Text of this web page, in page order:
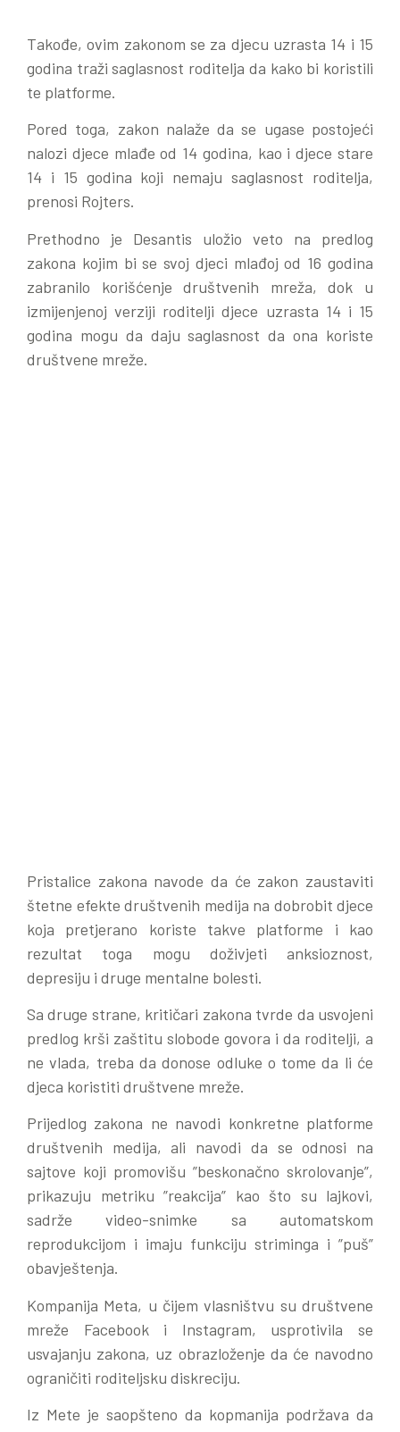
Takođe, ovim zakonom se za djecu uzrasta 14 i 15
godina traži saglasnost roditelja da kako bi koristili
te platforme.
Pored toga, zakon nalaže da se ugase postojeći
nalozi djece mlađe od 14 godina, kao i djece stare
14 i 15 godina koji nemaju saglasnost roditelja,
prenosi Rojters.
Prethodno je Desantis uložio veto na predlog
zakona kojim bi se svoj djeci mlađoj od 16 godina
zabranilo korišćenje društvenih mreža, dok u
izmijenjenoj verziji roditelji djece uzrasta 14 i 15
godina mogu da daju saglasnost da ona koriste
društvene mreže.
Pristalice zakona navode da će zakon zaustaviti
štetne efekte društvenih medija na dobrobit djece
koja pretjerano koriste takve platforme i kao
rezultat toga mogu doživjeti anksioznost,
depresiju i druge mentalne bolesti.
Sa druge strane, kritičari zakona tvrde da usvojeni
predlog krši zaštitu slobode govora i da roditelji, a
ne vlada, treba da donose odluke o tome da li će
djeca koristiti društvene mreže.
Prijedlog zakona ne navodi konkretne platforme
društvenih medija, ali navodi da se odnosi na
sajtove koji promovišu ”beskonačno skrolovanje”,
prikazuju metriku ”reakcija” kao što su lajkovi,
sadrže video-snimke sa automatskom
reprodukcijom i imaju funkciju striminga i ”puš”
obavještenja.
Kompanija Meta, u čijem vlasništvu su društvene
mreže Facebook i Instagram, usprotivila se
usvajanju zakona, uz obrazloženje da će navodno
ograničiti roditeljsku diskreciju.
Iz Mete je saopšteno da kopmanija podržava da